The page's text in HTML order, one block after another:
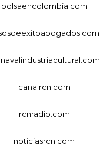
bolsaencolombia.com
canalrcn.com
rcnradio.com
noticiasrcn.com